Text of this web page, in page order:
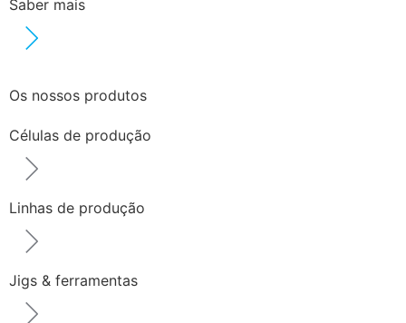
Saber mais
Os nossos produtos
Células de produção
Linhas de produção
Jigs & ferramentas